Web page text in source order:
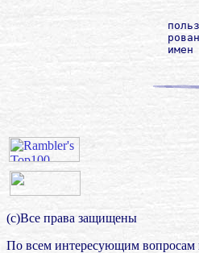
(с)Все права защищены
По всем интересующим вопросам